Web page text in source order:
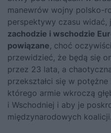
manewrów wojny polsko-
perspektywy czasu widać,
zachodzie i wschodzie
powiązane, choć
przewidzieć, że będą się
przez 23 lata, a
przekształci się w
którego armie wkroczą
i Wschodniej i aby je
międzynarodowych koalicji.